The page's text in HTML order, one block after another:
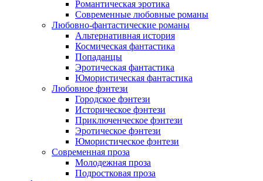
Романтическая эротика
Современные любовные романы
Любовно-фантастические романы
Альтернативная история
Космическая фантастика
Попаданцы
Эротическая фантастика
Юмористическая фантастика
Любовное фэнтези
Городское фэнтези
Историческое фэнтези
Приключенческое фэнтези
Эротическое фэнтези
Юмористическое фэнтези
Современная проза
Молодежная проза
Подростковая проза